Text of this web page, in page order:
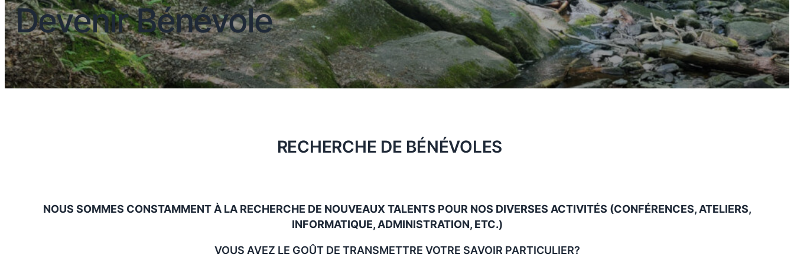
Devenir Bénévole
RECHERCHE DE BÉNÉVOLES
NOUS SOMMES CONSTAMMENT À LA RECHERCHE DE NOUVEAUX TALENTS POUR NOS DIVERSES ACTIVITÉS (CONFÉRENCES, ATELIERS,
INFORMATIQUE, ADMINISTRATION, ETC.)
VOUS AVEZ LE GOÛT DE TRANSMETTRE VOTRE SAVOIR PARTICULIER?